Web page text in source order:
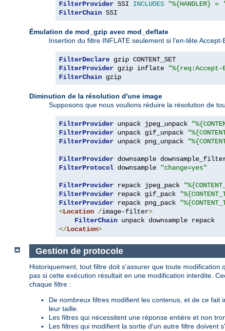
FilterProvider SSI INCLUDES
"%{HANDLER}
FilterChain SSI
Émulation de mod_gzip avec mod_deflate
Insertion du filtre INFLATE seulement si l'en-tête
FilterDeclare
FilterProvider gzip inflate
FilterChain gzip
Diminution de la résolution d'une image
Supposons que nous voulions réduire la résolution de
FilterProvider unpack jpeg_unpack
FilterProvider unpack gif_unpack
FilterProvider unpack png_unpack
FilterProvider downsample
FilterProtocol downsample "change=yes"
FilterProvider repack jpeg_pack
FilterProvider repack gif_pack
FilterProvider repack png_pack
<Location /image-filter>
FilterChain
</Location>
Gestion de protocole
Historiquement, tout filtre doit s'assurer que toute
pas si cette exécution résultait en une modification interdite.
chaque filtre :
De nombreux filtres modifient les contenus, et de ce
leur taille.
Les filtres qui nécessitent une réponse entière et non
Les filtres qui modifient la sortie d'un autre filtre doivent